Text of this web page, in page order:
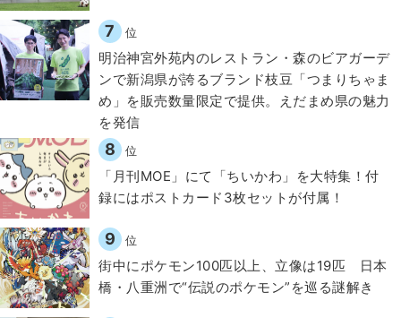
7 位
明治神宮外苑内のレストラン・森のビアガーデ
ンで新潟県が誇るブランド枝豆「つまりちゃま
め」を販売数量限定で提供。えだまめ県の魅力
を発信
8 位
「月刊MOE」にて「ちいかわ」を大特集！付
録にはポストカード3枚セットが付属！
9 位
街中にポケモン100匹以上、立像は19匹 日本
橋・八重洲で“伝説のポケモン”を巡る謎解き